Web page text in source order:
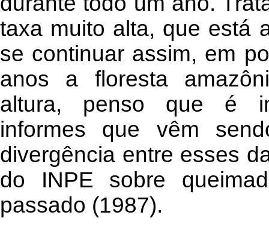
taxa muito alta, que está
se continuar assim, em
anos a floresta
altura, penso que é
informes que vêm
divergência entre esses
do INPE sobre
passado (1987).